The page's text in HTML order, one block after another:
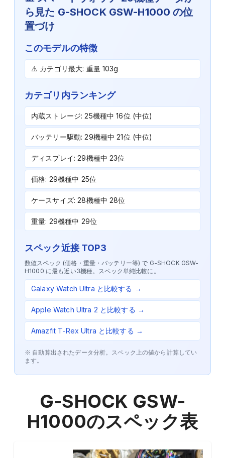
ら見た G-SHOCK GSW-H1000 の位
置づけ
このモデルの特徴
⚠ カテゴリ最大: 重量 103g
カテゴリ内ランキング
内蔵ストレージ: 25機種中 16位 (中位)
バッテリー駆動: 29機種中 21位 (中位)
ディスプレイ: 29機種中 23位
価格: 29機種中 25位
ケースサイズ: 28機種中 28位
重量: 29機種中 29位
スペック近接 TOP3
数値スペック (価格・重量・バッテリー等) で G-SHOCK GSW-
H1000 に最も近い3機種。スペック単純比較に。
Galaxy Watch Ultra と比較する →
Apple Watch Ultra 2 と比較する →
Amazfit T-Rex Ultra と比較する →
※ 自動算出されたデータ分析。スペック上の値から計算してい
ます。
G-SHOCK GSW-
H1000のスペック表